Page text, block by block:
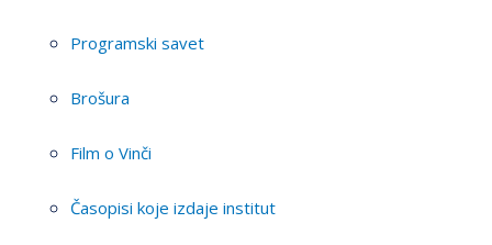
Programski savet
Brošura
Film o Vinči
Časopisi koje izdaje institut